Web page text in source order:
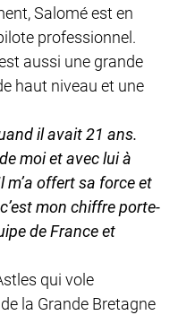
Salomé est en
professionnel.
aussi une grande
haut niveau et une
il avait 21 ans.
de moi et avec lui à
offert sa force et
mon chiffre porte-
de Franceet
qui vole
la Grande Bretagne